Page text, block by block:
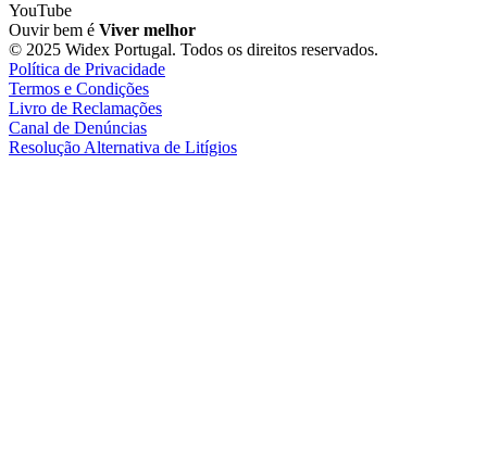
YouTube
Ouvir bem é Viver melhor
© 2025 Widex Portugal. Todos os direitos reservados.
Política de Privacidade
Termos e Condições
Livro de Reclamações
Canal de Denúncias
Resolução Alternativa de Litígios